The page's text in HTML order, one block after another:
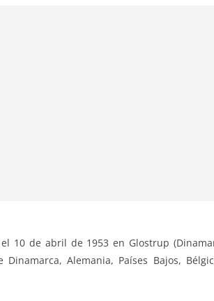
10 de abril de 1953 en Glostrup
Alemania, Países Bajos,